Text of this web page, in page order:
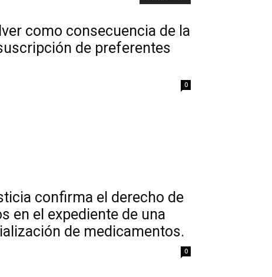
como consecuencia de la
de preferentes
0
confirma el derecho de
en el expediente de una
de medicamentos.
0